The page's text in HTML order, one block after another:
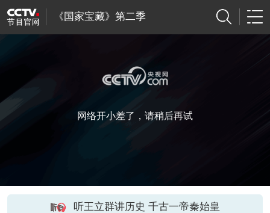
《国家宝藏》第二季
网络开小差了，请稍后再试
听王立群讲历史 千古一帝秦始皇